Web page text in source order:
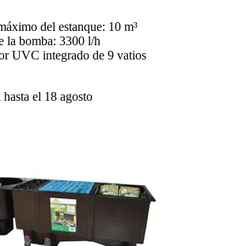
del estanque: 10 m³
la bomba: 3300 l/h
UVC integrado de 9 vatios
el 18 agosto